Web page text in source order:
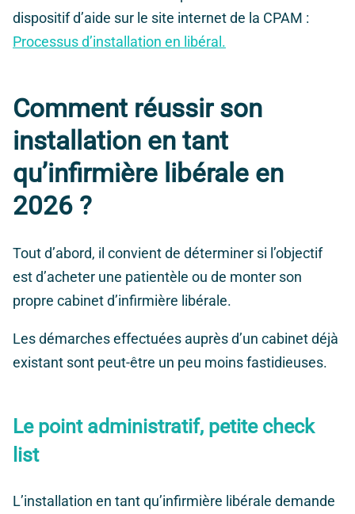
dispositif d’aide sur le site internet de la CPAM :
Processus d’installation en libéral.
Comment réussir son
installation en tant
qu’infirmière libérale en
2026 ?
Tout d’abord, il convient de déterminer si l’objectif
est d’acheter une patientèle ou de monter son
propre cabinet d’infirmière libérale.
Les démarches effectuées auprès d’un cabinet déjà
existant sont peut-être un peu moins fastidieuses.
Le point administratif, petite check
list
L’installation en tant qu’infirmière libérale demande